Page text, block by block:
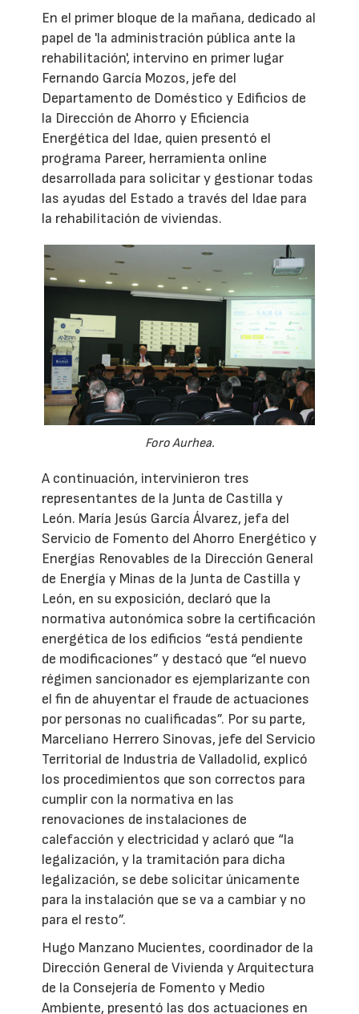
En el primer bloque de la mañana, dedicado al
papel de 'la administración pública ante la
rehabilitación', intervino en primer lugar
Fernando García Mozos, jefe del
Departamento de Doméstico y Edificios de
la Dirección de Ahorro y Eficiencia
Energética del Idae, quien presentó el
programa Pareer, herramienta online
desarrollada para solicitar y gestionar todas
las ayudas del Estado a través del Idae para
la rehabilitación de viviendas.
Foro Aurhea.
A continuación, intervinieron tres
representantes de la Junta de Castilla y
León. María Jesús García Álvarez, jefa del
Servicio de Fomento del Ahorro Energético y
Energías Renovables de la Dirección General
de Energía y Minas de la Junta de Castilla y
León, en su exposición, declaró que la
normativa autonómica sobre la certificación
energética de los edificios “está pendiente
de modificaciones” y destacó que “el nuevo
régimen sancionador es ejemplarizante con
el fin de ahuyentar el fraude de actuaciones
por personas no cualificadas”. Por su parte,
Marceliano Herrero Sinovas, jefe del Servicio
Territorial de Industria de Valladolid, explicó
los procedimientos que son correctos para
cumplir con la normativa en las
renovaciones de instalaciones de
calefacción y electricidad y aclaró que “la
legalización, y la tramitación para dicha
legalización, se debe solicitar únicamente
para la instalación que se va a cambiar y no
para el resto”.
Hugo Manzano Mucientes, coordinador de la
Dirección General de Vivienda y Arquitectura
de la Consejería de Fomento y Medio
Ambiente, presentó las dos actuaciones en